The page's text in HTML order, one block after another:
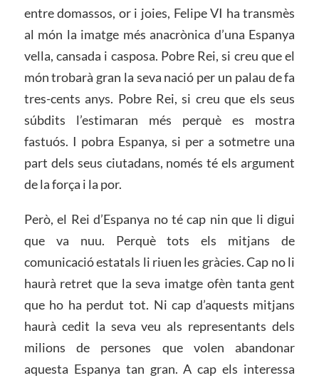
entre domassos, or i joies, Felipe VI ha transmès
al món la imatge més anacrònica d’una Espanya
vella, cansada i casposa. Pobre Rei, si creu que el
món trobarà gran la seva nació per un palau de fa
tres-cents anys. Pobre Rei, si creu que els seus
súbdits l’estimaran més perquè es mostra
fastuós. I pobra Espanya, si per a sotmetre una
part dels seus ciutadans, només té els argument
de la força i la por.
Però, el Rei d’Espanya no té cap nin que li digui
que va nuu. Perquè tots els mitjans de
comunicació estatals li riuen les gràcies. Cap no li
haurà retret que la seva imatge ofèn tanta gent
que ho ha perdut tot. Ni cap d’aquests mitjans
haurà cedit la seva veu als representants dels
milions de persones que volen abandonar
aquesta Espanya tan gran. A cap els interessa